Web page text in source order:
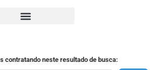
contratando neste resultado de busca: